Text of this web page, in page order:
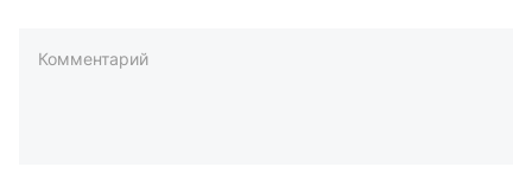
Комментарий
пример: 89511234567 или +79511324567